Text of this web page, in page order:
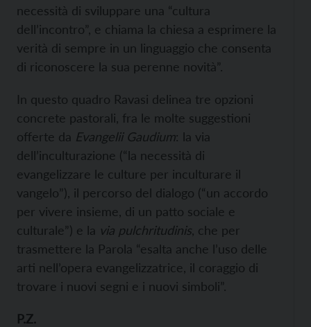
necessità di sviluppare una “cultura
dell’incontro”, e chiama la chiesa a esprimere la
verità di sempre in un linguaggio che consenta
di riconoscere la sua perenne novità”.
In questo quadro Ravasi delinea tre opzioni
concrete pastorali, fra le molte suggestioni
offerte da Evangelii Gaudium: la via
dell’inculturazione (“la necessità di
evangelizzare le culture per inculturare il
vangelo”), il percorso del dialogo (“un accordo
per vivere insieme, di un patto sociale e
culturale”) e la via pulchritudinis , che per
trasmettere la Parola “esalta anche l’uso delle
arti nell’opera evangelizzatrice, il coraggio di
trovare i nuovi segni e i nuovi simboli”.
P.Z.